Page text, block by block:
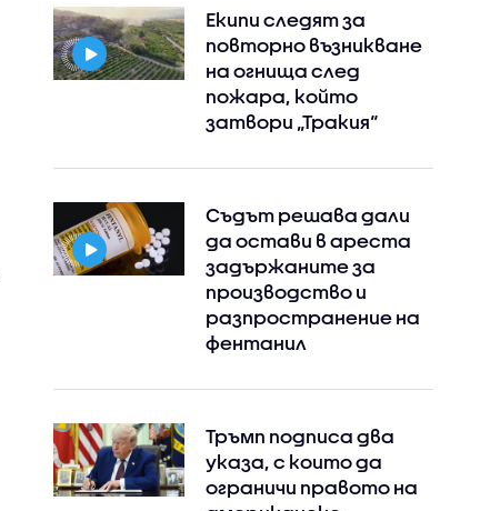
Екипи следят за
повторно възникване
на огнища след
пожара, който
затвори „Тракия“
Съдът решава дали
да остави в ареста
задържаните за
производство и
разпространение на
фентанил
Тръмп подписа два
указа, с които да
ограничи правото на